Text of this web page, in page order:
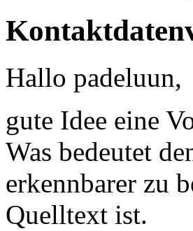
Hallo padeluun,
gute Idee eine
Was bedeutet
erkennbarer zu
Quelltext ist.